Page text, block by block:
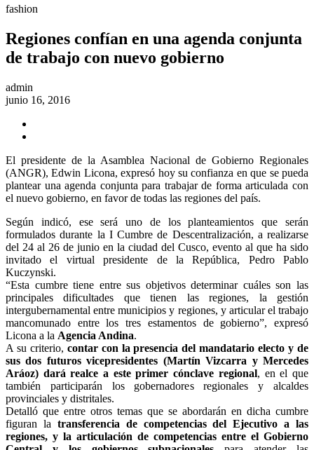
fashion
Regiones confían en una agenda conjunta
de trabajo con nuevo gobierno
admin
junio 16, 2016
El presidente de la Asamblea Nacional de Gobierno Regionales
(ANGR), Edwin Licona, expresó hoy su confianza en que se pueda
plantear una agenda conjunta para trabajar de forma articulada con
el nuevo gobierno, en favor de todas las regiones del país.
Según indicó, ese será uno de los planteamientos que serán
formulados durante la I Cumbre de Descentralización, a realizarse
del 24 al 26 de junio en la ciudad del Cusco, evento al que ha sido
invitado el virtual presidente de la República, Pedro Pablo
Kuczynski.
“Esta cumbre tiene entre sus objetivos determinar cuáles son las
principales dificultades que tienen las regiones, la gestión
intergubernamental entre municipios y regiones, y articular el trabajo
mancomunado entre los tres estamentos de gobierno”, expresó
Licona a la Agencia Andina.
A su criterio, contar con la presencia del mandatario electo y de
sus dos futuros vicepresidentes (Martín Vizcarra y Mercedes
Aráoz) dará realce a este primer cónclave regional, en el que
también participarán los gobernadores regionales y alcaldes
provinciales y distritales.
Detalló que entre otros temas que se abordarán en dicha cumbre
figuran la transferencia de competencias del Ejecutivo a las
regiones, y la articulación de competencias entre el Gobierno